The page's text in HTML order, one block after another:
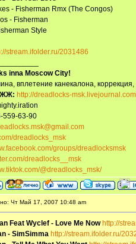
- Fisherman Rmx (The Congos)
- Fisherman
Style
stream.ifolder.ru/2031486
inna Moscow Сity!
вплетение канекалона,
ЖЖ: http://dreadlocks-
559-63-90
dreadlocks_msk
groups/dreadlocksmsk
dreadlocks__msk
@dreadlocks_msk/
Чт Май 17, 2007 10:48 am
Feat Wyclef - Love Me Now http://
- SimSimma http://stream.ifolder.ru/